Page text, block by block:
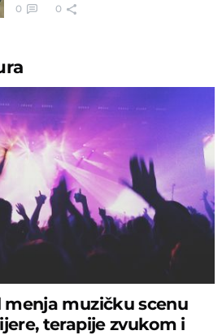
0 0
menja muzičku scenu
terapije zvukom i